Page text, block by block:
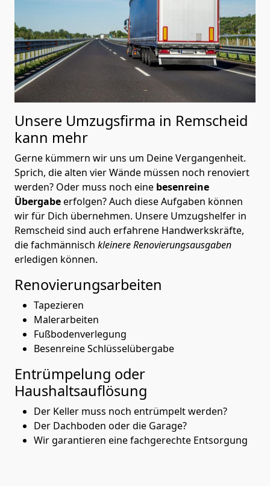
Unsere Umzugsfirma in Remscheid
kann mehr
Gerne kümmern wir uns um Deine Vergangenheit.
Sprich, die alten vier Wände müssen noch renoviert
werden? Oder muss noch eine besenreine
Übergabeerfolgen? Auch diese Aufgaben können
wir für Dich übernehmen. Unsere Umzugshelfer in
Remscheid sind auch erfahrene Handwerkskräfte,
die fachmännisch kleinere Renovierungsausgaben
erledigen können.
Renovierungsarbeiten
Tapezieren
Malerarbeiten
Fußbodenverlegung
Besenreine Schlüsselübergabe
Entrümpelung oder
Haushaltsauflösung
Der Keller muss noch entrümpelt werden?
Der Dachboden oder die Garage?
Wir garantieren eine fachgerechte Entsorgung